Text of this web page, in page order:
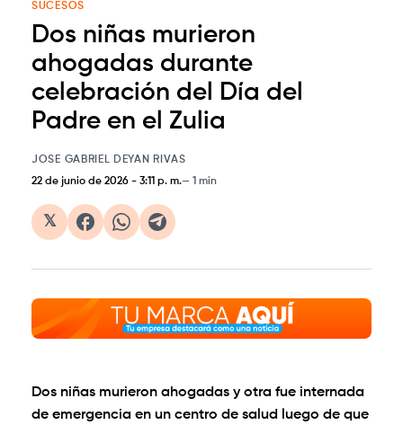
SUCESOS
Dos niñas murieron
ahogadas durante
celebración del Día del
Padre en el Zulia
JOSE GABRIEL DEYAN RIVAS
22 de junio de 2026 - 3:11 p. m. 1 min
𝕏
Dos niñas murieron ahogadas y otra fue internada
de emergencia en un centro de salud luego de que